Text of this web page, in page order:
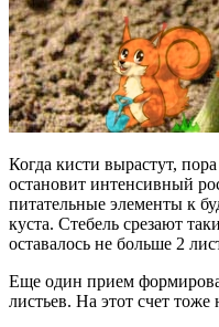
Когда кисти вырастут,
остановит интенсивный
питательные элементы к
куста. Стебель срезают
оставалось не больше 2
Еще один прием
листьев. На этот счет